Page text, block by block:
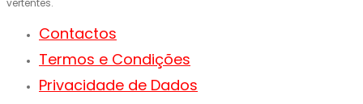
vertentes.
Contactos
Termos e Condições
Privacidade de Dados